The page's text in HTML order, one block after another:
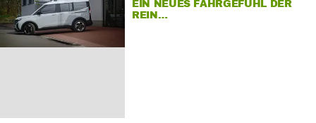
EIN NEUES FAHRGEFÜHL DER
REIN…